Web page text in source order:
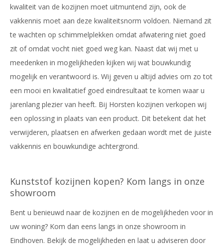
kwaliteit van de kozijnen moet uitmuntend zijn, ook de
vakkennis moet aan deze kwaliteitsnorm voldoen. Niemand zit
te wachten op schimmelplekken omdat afwatering niet goed
zit of omdat vocht niet goed weg kan. Naast dat wij met u
meedenken in mogelijkheden kijken wij wat bouwkundig
mogelijk en verantwoord is. Wij geven u altijd advies om zo tot
een mooi en kwalitatief goed eindresultaat te komen waar u
jarenlang plezier van heeft. Bij Horsten kozijnen verkopen wij
een oplossing in plaats van een product. Dit betekent dat het
verwijderen, plaatsen en afwerken gedaan wordt met de juiste
vakkennis en bouwkundige achtergrond.
Kunststof kozijnen kopen? Kom langs in onze
showroom
Bent u benieuwd naar de kozijnen en de mogelijkheden voor in
uw woning? Kom dan eens langs in onze showroom in
Eindhoven. Bekijk de mogelijkheden en laat u adviseren door